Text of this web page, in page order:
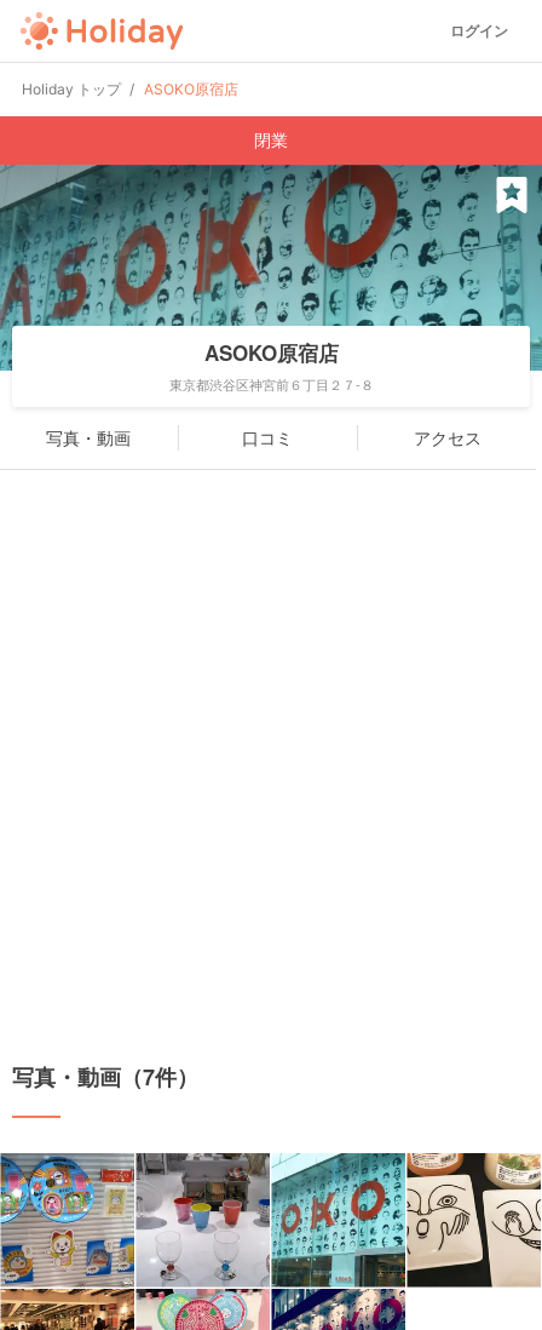
ログイン
Holiday トップ ASOKO原宿店
閉業
ASOKO原宿店
東京都渋谷区神宮前６丁目２７-８
写真・動画 口コミ アクセス
写真・動画（7件）